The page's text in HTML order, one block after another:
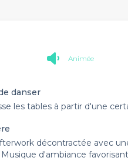
Animée
danser
les tables à partir d'une
décontractée avec
Musique d'ambiance